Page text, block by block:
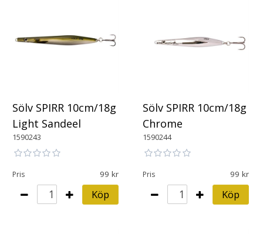
Sölv SPIRR 10cm/18g
Light Sandeel
1590243
Pris 99
Köp
Sölv SPIRR 10cm/18g
Chrome
1590244
Pris 99
Köp